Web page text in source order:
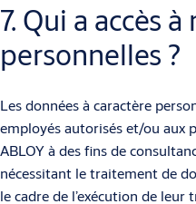
7. Qui a accès
personnelles ?
Les données à caractère
employés autorisés et/ou aux
ABLOY à des fins de
nécessitant le traitement de
le cadre de l’exécution de leur